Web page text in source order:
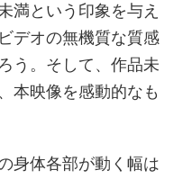
満という印象を与え
デオの無機質な質感
う。そして、作品未
本映像を感動的なも
身体各部が動く幅は